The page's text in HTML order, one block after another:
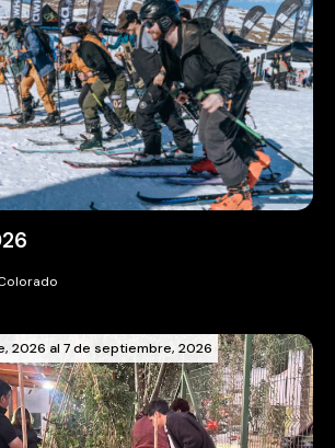
2026 al 7 de septiembre, 2026